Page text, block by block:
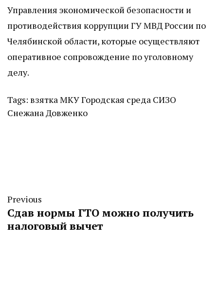
Управления экономической безопасности и
противодействия коррупции ГУ МВД России по
Челябинской области, которые осуществляют
оперативное сопровождение по уголовному
делу.
Tags: взяткаМКУ Городская среда СИЗО
Снежана Довженко
Previous
Сдав нормы ГТО можно получить
налоговый вычет